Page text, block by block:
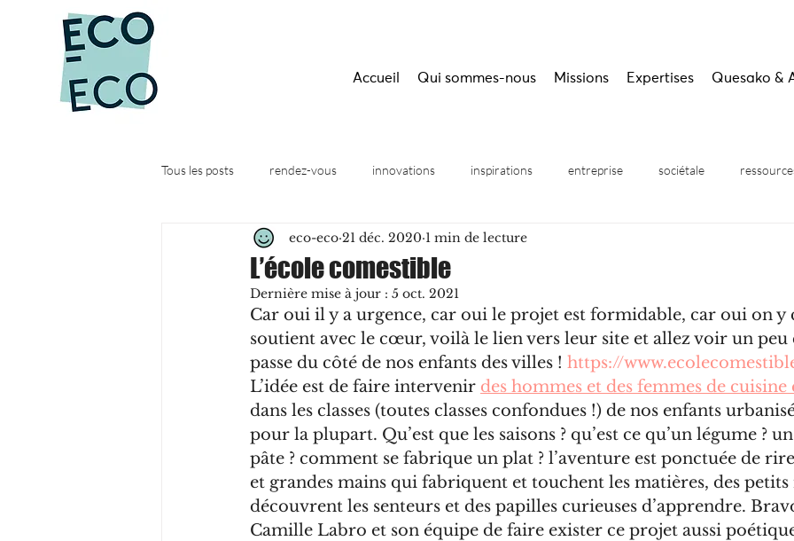
Accueil Qui sommes-nous Missions Expertises Quesako &
Tous les posts rendez-vous innovations inspirations entreprise sociétale
Quesako-éco ? Actus Webinaires
L’école comestible
eco-eco 21 déc. 2020 1 min de lecture
Dernière mise à jour : 5 oct. 2021
Car oui il y a urgence, car oui le projet est formidable, car oui on y
soutient avec le cœur, voilà le lien vers leur site et allez voir un peu
passe du côté de nos enfants des villes ! https://
L’idée est de faire intervenir des hommes et des femmes de
dans les classes (toutes classes confondues !) de nos enfants
pour la plupart. Qu’est que les saisons ? qu’est ce qu’un légume ?
pâte ? comment se fabrique un plat ? l’aventure est ponctuée de
et grandes mains qui fabriquent et touchent les matières, des petits
découvrent les senteurs et des papilles curieuses d’apprendre.
Camille Labro et son équipe de faire exister ce projet aussi